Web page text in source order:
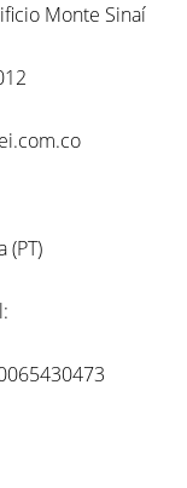
Monte Sinaí
(PT)